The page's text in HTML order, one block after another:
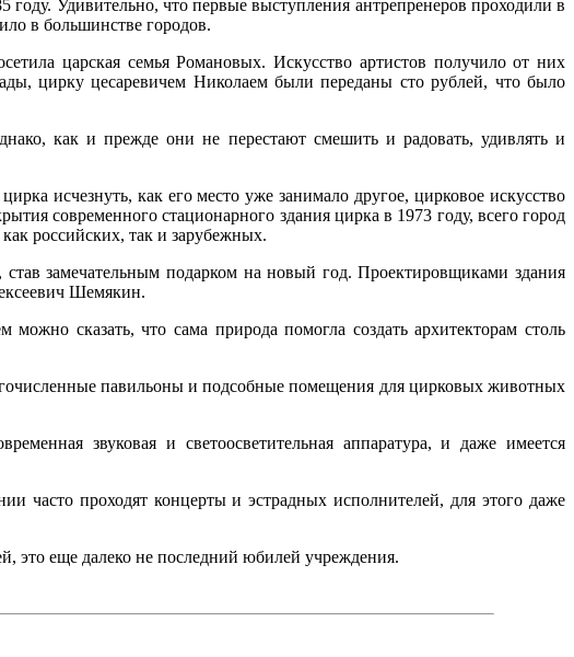
Удивительно, что первые выступления антрепренеров проходили в
в большинстве городов.
царская семья Романовых. Искусство артистов получило от них
цирку цесаревичем Николаем были переданы сто рублей, что было
как и прежде они не перестают смешить и радовать, удивлять и
исчезнуть, как его место уже занимало другое, цирковое искусство
современного стационарного здания цирка в 1973 году, всего город
российских, так и зарубежных.
замечательным подарком на новый год. Проектировщиками здания
Шемякин.
сказать, что сама природа помогла создать архитекторам столь
павильоны и подсобные помещения для цирковых животных
звуковая и светоосветительная аппаратура, и даже имеется
часто проходят концерты и эстрадных исполнителей, для этого даже
это еще далеко не последний юбилей учреждения.